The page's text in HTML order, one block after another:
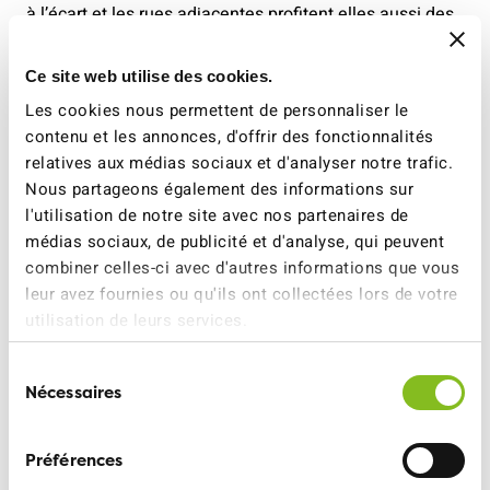
Ce site web utilise des cookies.
Les cookies nous permettent de personnaliser le
contenu et les annonces, d'offrir des fonctionnalités
relatives aux médias sociaux et d'analyser notre trafic.
Nous partageons également des informations sur
l'utilisation de notre site avec nos partenaires de
médias sociaux, de publicité et d'analyse, qui peuvent
combiner celles-ci avec d'autres informations que vous
leur avez fournies ou qu'ils ont collectées lors de votre
utilisation de leurs services.
Nécessaires
Préférences
à l’écart et les rues adjacentes profitent elles aussi des
positivement sur l’ensemble de la zone de la gare.
CarPostal, l’UTP, l’ATE et la LITRA ont décerné le prix
FLUX à l’occasion de l’Assemblée générale de l’UTP, le
7 septembre 2023 à Bâle. Le prix a été remis pour la
première fois par la Conseillère nationale Florence
Brenzikofer, nouvelle présidente du jury FLUX. Elle a
succédé dans cette fonction à la Conseillère nationale
Edith Graf-Litscher. La commune de Bellinzone était
représentée par le vice maire de Bellinzone, Simone
Gianini. Il représentait également la commission
nœud de communication de Bellinzone en collaboration
avec le département cantonal de l'aménagement du